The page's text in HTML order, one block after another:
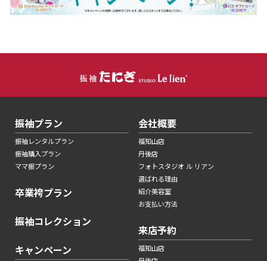
振袖プラン
振袖レンタルプラン
振袖購入プラン
ママ振プラン
卒業袴プラン
振袖コレクション
キャンペーン
会社概要
福知山店
丹後店
フォトスタジオ ル リアン
選ばれる理由
紹介美容室
お支払い方法
来店予約
福知山店